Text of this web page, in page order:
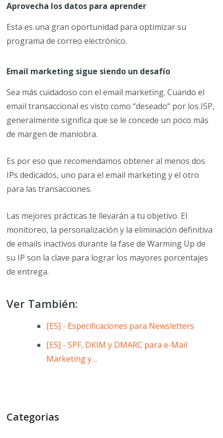
Aprovecha los datos para aprender
Esta es una gran oportunidad para optimizar su
programa de correo electrónico.
Email marketing sigue siendo un desafío
Sea más cuidadoso con el email marketing. Cuando el
email transaccional es visto como “deseado“ por los ISP,
generalmente significa que se le concede un poco más
de margen de maniobra.
Es por eso que recomendamos obtener al menos dos
IPs dedicados, uno para el email marketing y el otro
para las transacciones.
Las mejores prácticas te llevarán a tu objetivo. El
monitoreo, la personalización y la eliminación definitiva
de emails inactivos durante la fase de Warming Up de
su IP son la clave para lograr los mayores porcentajes
de entrega.
Ver También:
[ES] - Especificaciones para Newsletters
[ES] - SPF, DKIM y DMARC para e-Mail
Marketing y…
Categorias